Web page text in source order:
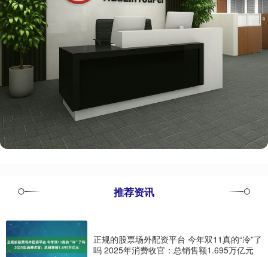
推荐资讯
正规的股票场外配资平台 今年双11真的“冷”了
吗 2025年消费收官：总销售额1.695万亿元